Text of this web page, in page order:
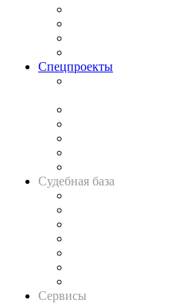
Спецпроекты
Судебная база
Сервисы